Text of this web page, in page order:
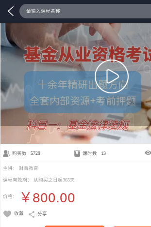
基金基础知识与法律法规【视频课】
购买数 5729 课时数 13
主讲： 财菁教育
课程有效期： 从购买之日起365天
价格： ￥800.00
收藏 分享